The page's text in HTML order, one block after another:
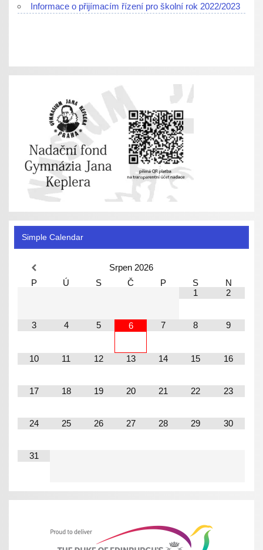
Informace o přijímacím řízení pro školní rok 2022/2023
Simple Calendar
Srpen 2026
P
Ú S Č P S
N
1
2
3 4 5 6 7 8 9
10 11 12 13 14 15 16
17 18 19 20 21 22 23
24 25 26 27 28 29 30
31